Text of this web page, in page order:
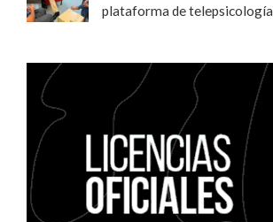
plataforma de telepsicología